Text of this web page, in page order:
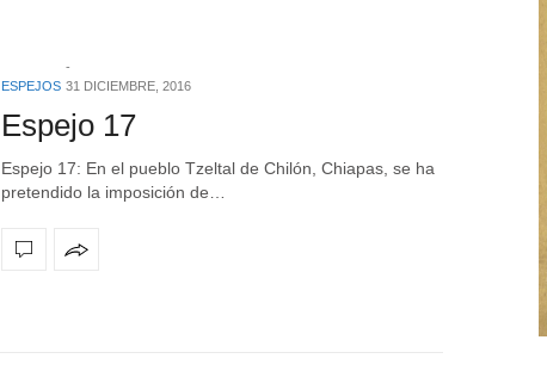
ESPEJOS 31 DICIEMBRE, 2016
Espejo 17
Espejo 17: En el pueblo Tzeltal de Chilón, Chiapas, se ha
pretendido la imposición de…